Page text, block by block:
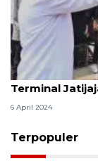
Menhub lepas
Terminal
6 April 2024
Terpopuler